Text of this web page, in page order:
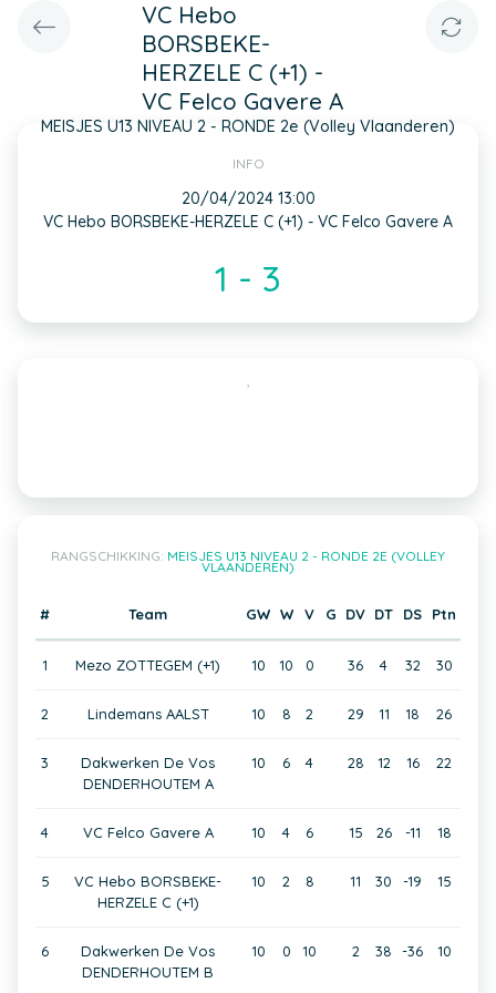
VC Hebo
BORSBEKE-
HERZELE C (+1) -
VC Felco Gavere A
MEISJES U13 NIVEAU 2 - RONDE 2e (Volley Vlaanderen)
INFO
20/04/2024 13:00
VC Hebo BORSBEKE-HERZELE C (+1) - VC Felco Gavere A
1 - 3
,
RANGSCHIKKING: MEISJES U13 NIVEAU 2 - RONDE 2E (VOLLEY
VLAANDEREN)
# Team GW W V G DV DT DS Ptn
1 Mezo ZOTTEGEM (+1) 10 10 0 36 4 32 30
2 Lindemans AALST 10 8 2 29 11 18 26
3
Dakwerken De Vos
DENDERHOUTEM A
10 6 4 28 12 16 22
4 VC Felco Gavere A 10 4 6 15 26 -11 18
5
VC Hebo BORSBEKE-
HERZELE C (+1)
10 2 8 11 30 -19 15
6
Dakwerken De Vos
DENDERHOUTEM B
10 0 10 2 38 -36 10